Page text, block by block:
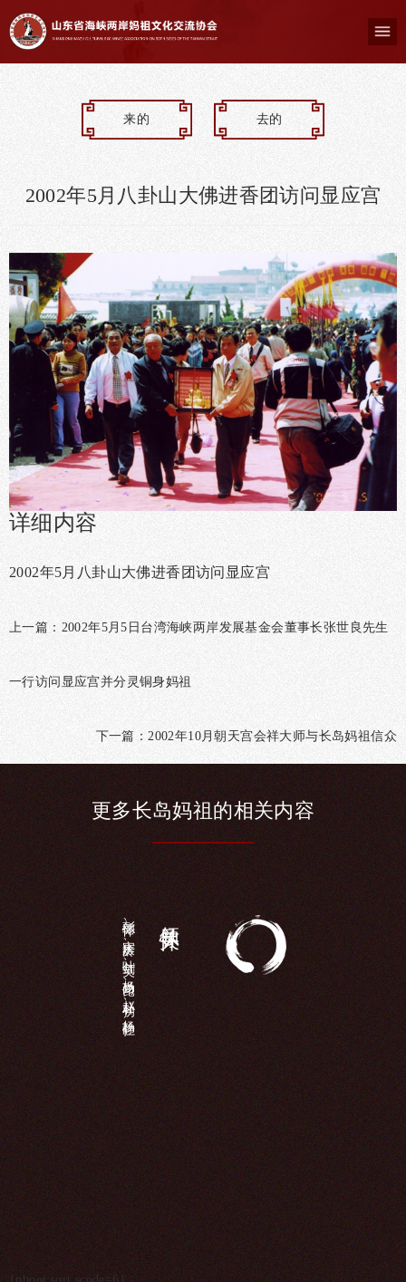
来的 去的
2002年5月八卦山大佛进香团访问显应宫
详细内容
2002年5月八卦山大佛进香团访问显应宫
上一篇： 2002年5月5日台湾海峡两岸发展基金会董事长张世良先生
一行访问显应宫并分灵铜身妈祖
下一篇：2002年10月朝天宫会祥大师与长岛妈祖信众
更多长岛妈祖的相关内容
彭德怀、宋庆龄、叶剑英、杨尚昆、赵朴初、杨静仁...